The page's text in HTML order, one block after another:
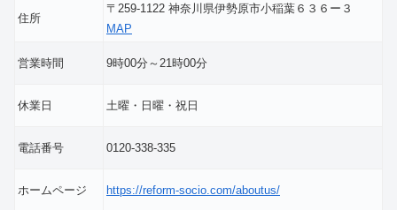
住所
〒259-1122 神奈川県伊勢原市小稲葉６３６ー３
MAP
営業時間 9時00分～21時00分
休業日 土曜・日曜・祝日
電話番号 0120-338-335
ホームページ https://reform-socio.com/aboutus/